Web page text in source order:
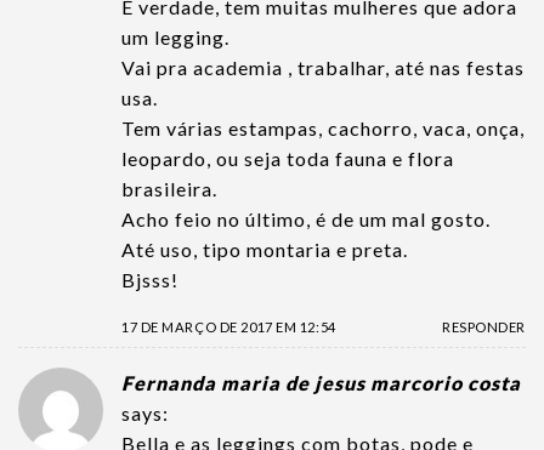
É verdade, tem muitas mulheres que adora
um legging.
Vai pra academia , trabalhar, até nas festas
usa.
Tem várias estampas, cachorro, vaca, onça,
leopardo, ou seja toda fauna e flora
brasileira.
Acho feio no último, é de um mal gosto.
Até uso, tipo montaria e preta.
Bjsss!
17 DE MARÇO DE 2017 EM 12:54 RESPONDER
Fernanda maria de jesus marcorio costa
says:
Bella e as leggings com botas, pode e